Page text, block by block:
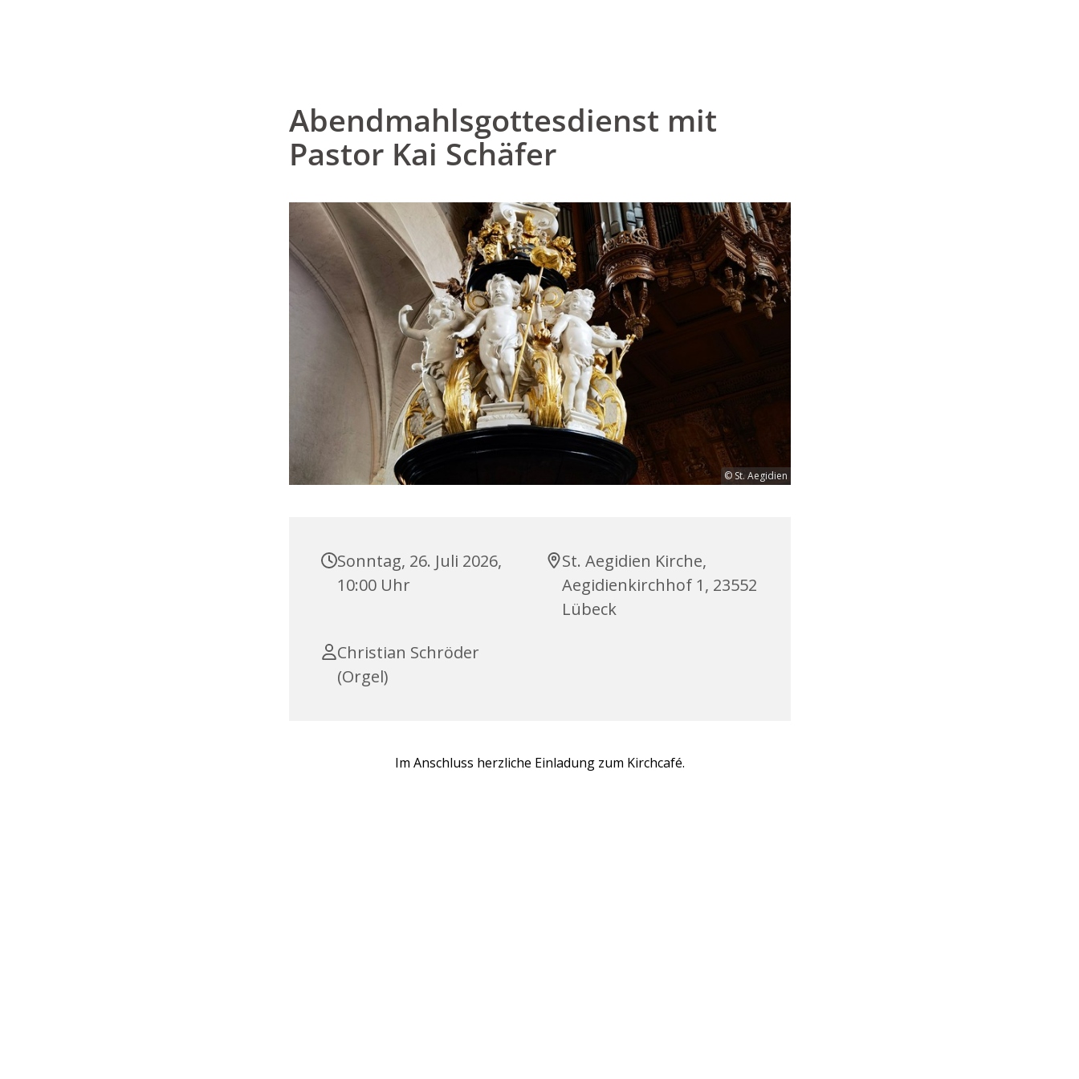
Abendmahlsgottesdienst mit
Pastor Kai Schäfer
© St. Aegidien
Sonntag, 26. Juli 2026,
10:00 Uhr
St. Aegidien Kirche,
Aegidienkirchhof 1, 23552
Lübeck
Christian Schröder
(Orgel)
Im Anschluss herzliche Einladung zum Kirchcafé.